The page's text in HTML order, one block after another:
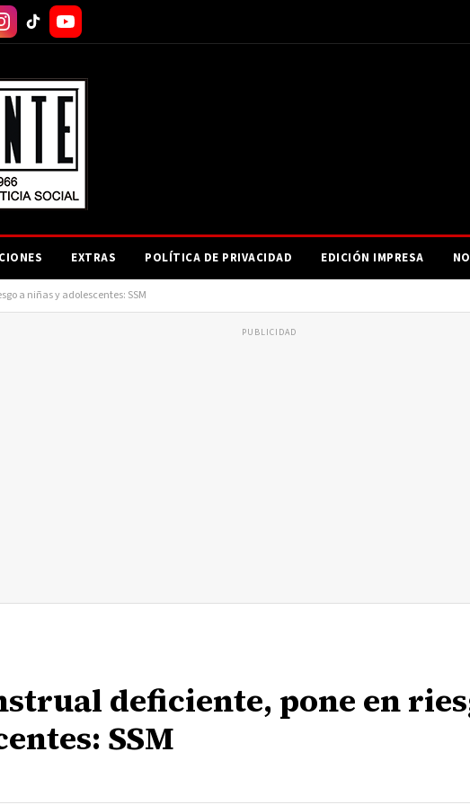
EXTRAS POLÍTICA DE PRIVACIDAD EDICIÓN IMPRESA
a niñas y adolescentes: SSM
PUBLICIDAD
deficiente, pone en
SSM